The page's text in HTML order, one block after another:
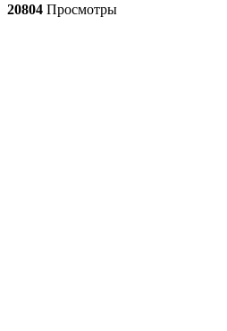
20804 Просмотры